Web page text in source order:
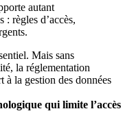
autant
: règles d’accès,
Mais sans
la réglementation
la gestion des données
qui limite l’accès